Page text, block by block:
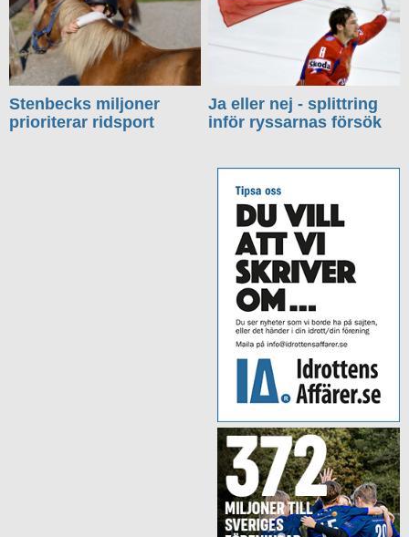
Stenbecks miljoner
prioriterar ridsport
Ja eller nej - splittring
inför ryssarnas försök